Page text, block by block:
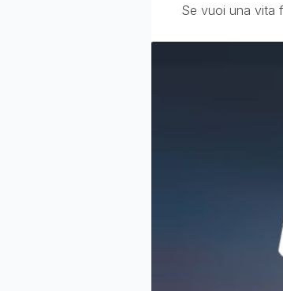
Se vuoi una vita